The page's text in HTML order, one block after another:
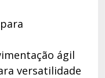
ágil
versatilidade